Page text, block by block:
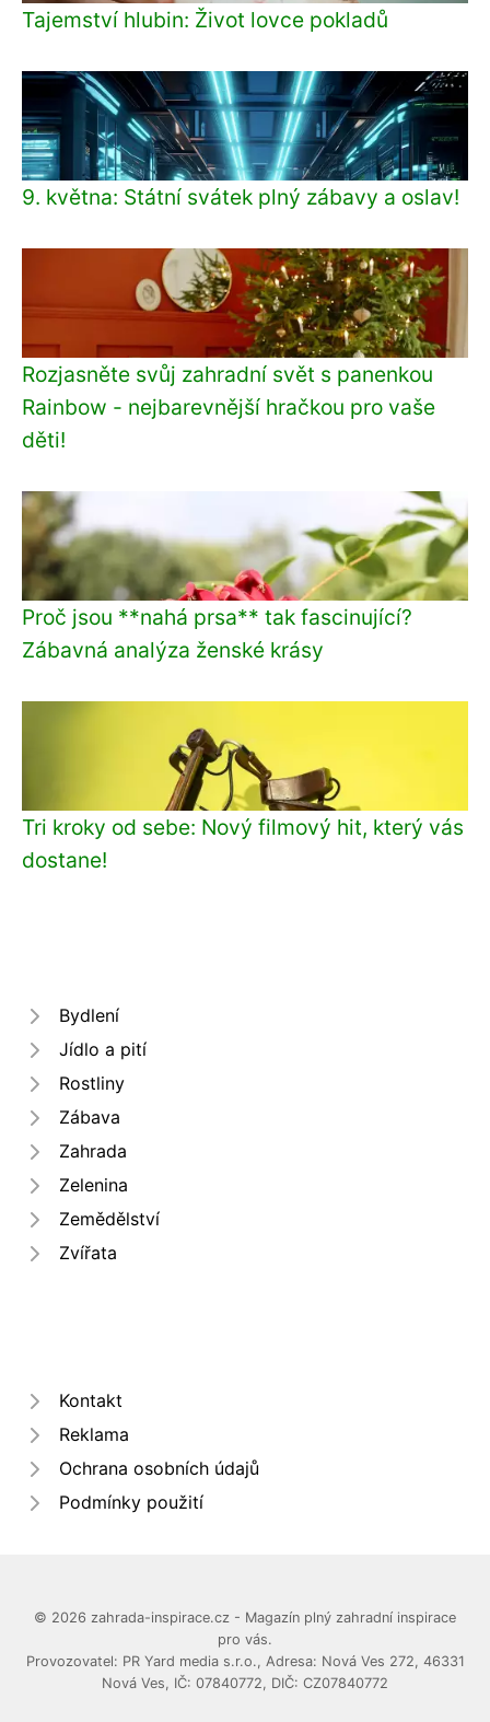
Tajemství hlubin: Život lovce pokladů
9. května: Státní svátek plný zábavy a oslav!
Rozjasněte svůj zahradní svět s panenkou
Rainbow - nejbarevnější hračkou pro vaše
děti!
Proč jsou **nahá prsa** tak fascinující?
Zábavná analýza ženské krásy
Tri kroky od sebe: Nový filmový hit, který vás
dostane!
Bydlení
Jídlo a pití
Rostliny
Zábava
Zahrada
Zelenina
Zemědělství
Zvířata
Kontakt
Reklama
Ochrana osobních údajů
Podmínky použití
© 2026 zahrada-inspirace.cz - Magazín plný zahradní inspirace
pro vás.
Provozovatel: PR Yard media s.r.o., Adresa: Nová Ves 272, 46331
Nová Ves, IČ: 07840772, DIČ: CZ07840772